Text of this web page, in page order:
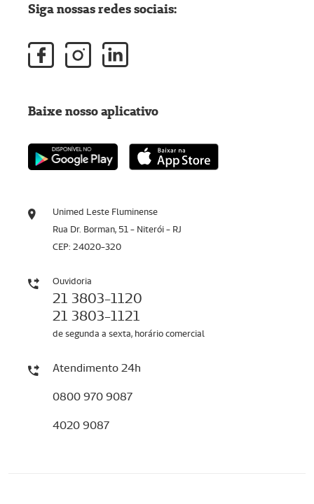
Unimed Leste Fluminense
Rua Dr. Borman, 51 - Niterói - RJ
CEP: 24020-320
Ouvidoria
21 3803-1120
21 3803-1121
de segunda a sexta, horário comercial
Atendimento 24h
0800 970 9087
4020 9087
Siga nossas redes sociais:
Baixe nosso aplicativo